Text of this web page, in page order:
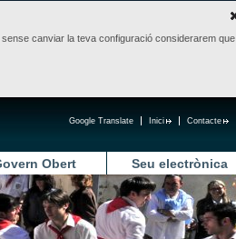
canviar la teva configuració considerarem que
Contacte
Inici
Google Translate
Obert Seu electrònica